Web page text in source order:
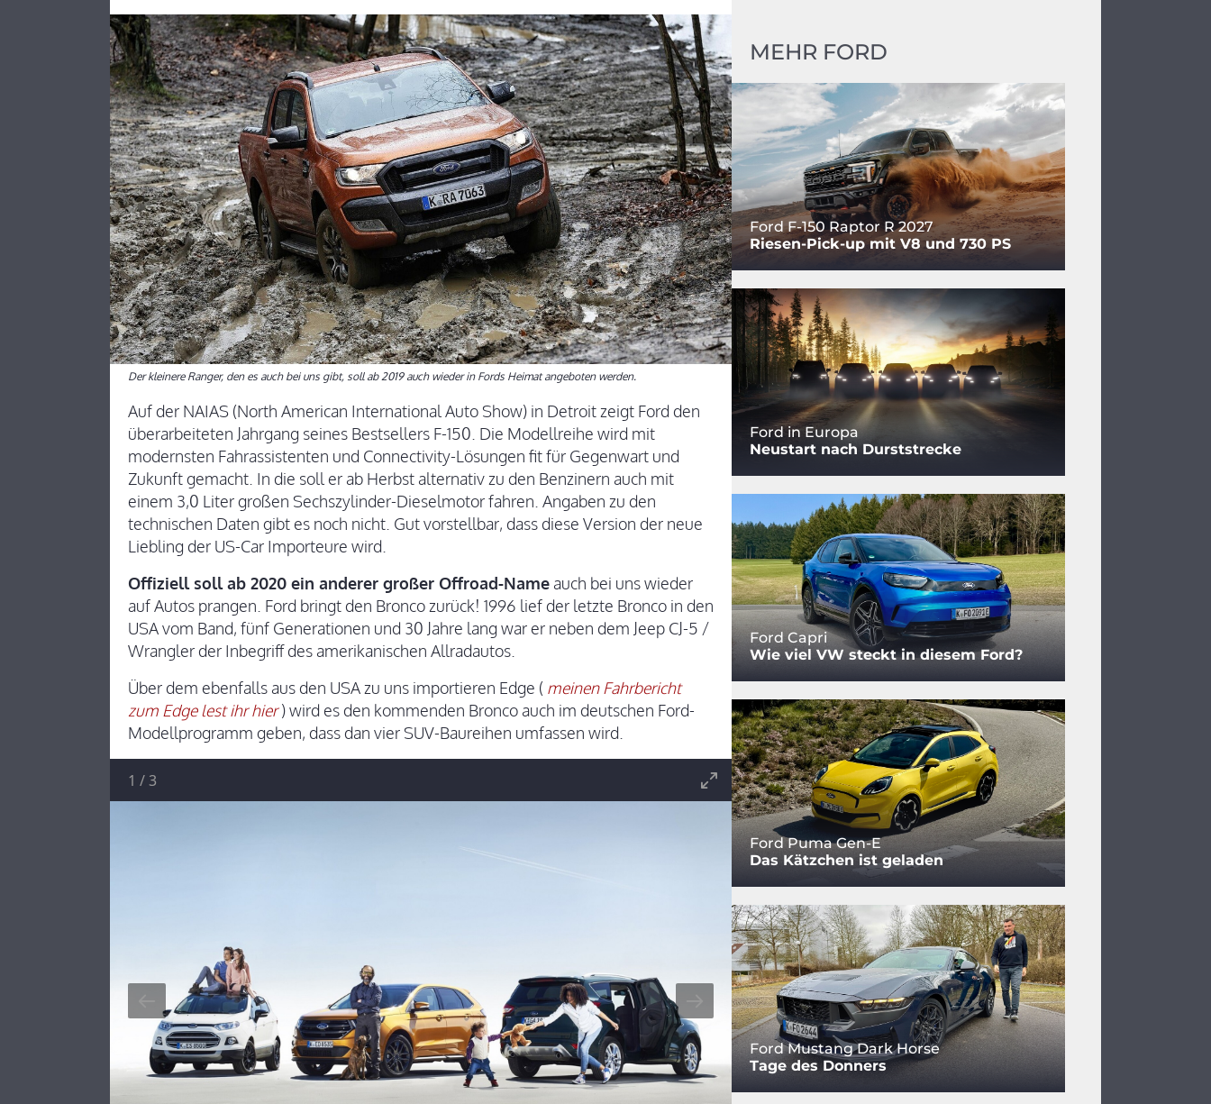
Der kleinere Ranger, den es auch bei uns gibt, soll ab 2019 auch wieder in Fords Heimat angeboten werden.
Auf der NAIAS (North American International Auto Show) in Detroit zeigt Ford den
überarbeiteten Jahrgang seines Bestsellers F-150. Die Modellreihe wird mit
modernsten Fahrassistenten und Connectivity-Lösungen fit für Gegenwart und
Zukunft gemacht. In die soll er ab Herbst alternativ zu den Benzinern auch mit
einem 3,0 Liter großen Sechszylinder-Dieselmotor fahren. Angaben zu den
technischen Daten gibt es noch nicht. Gut vorstellbar, dass diese Version der neue
Liebling der US-Car Importeure wird.
Offiziell soll ab 2020 ein anderer großer Offroad-Name auch bei uns wieder
auf Autos prangen. Ford bringt den Bronco zurück! 1996 lief der letzte Bronco in den
USA vom Band, fünf Generationen und 30 Jahre lang war er neben dem Jeep CJ-5 /
Wrangler der Inbegriff des amerikanischen Allradautos.
Über dem ebenfalls aus den USA zu uns importieren Edge ( meinen Fahrbericht
zum Edge lest ihr hier ) wird es den kommenden Bronco auch im deutschen Ford-
Modellprogramm geben, dass dan vier SUV-Baureihen umfassen wird.
1 /3
MEHR FORD
Ford F-150 Raptor R 2027
Riesen-Pick-up mit V8 und 730 PS
Ford in Europa
Neustart nach Durststrecke
Ford Capri
Wie viel VW steckt in diesem Ford?
Ford Puma Gen-E
Das Kätzchen ist geladen
Ford Mustang Dark Horse
Tage des Donners